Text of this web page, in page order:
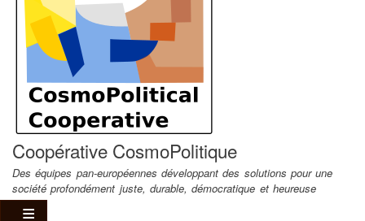
Coopérative CosmoPolitique
Des équipes pan-européennes développant des solutions pour une
société profondément juste, durable, démocratique et heureuse